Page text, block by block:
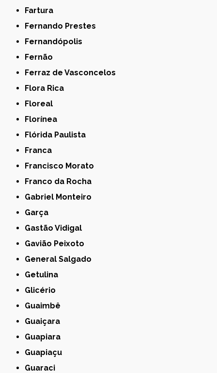
Fartura
Fernando Prestes
Fernandópolis
Fernão
Ferraz de Vasconcelos
Flora Rica
Floreal
Florínea
Flórida Paulista
Franca
Francisco Morato
Franco da Rocha
Gabriel Monteiro
Garça
Gastão Vidigal
Gavião Peixoto
General Salgado
Getulina
Glicério
Guaimbê
Guaiçara
Guapiara
Guapiaçu
Guaraci